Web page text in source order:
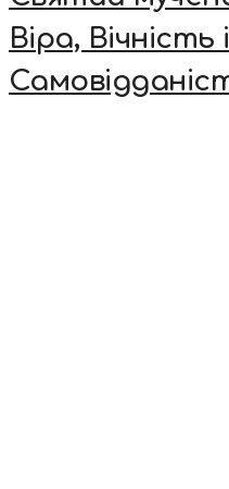
Віра, Вічність і